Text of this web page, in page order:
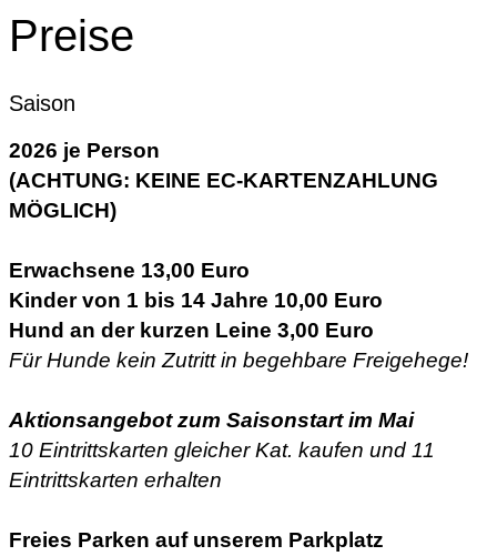
Preise
Saison
2026 je Person
(ACHTUNG: KEINE EC-KARTENZAHLUNG
MÖGLICH)
Erwachsene 13,00 Euro
Kinder von 1 bis 14 Jahre 10,00 Euro
Hund an der kurzen Leine 3,00 Euro
Für Hunde kein Zutritt in begehbare Freigehege!
Aktionsangebot zum Saisonstart im Mai
10 Eintrittskarten gleicher Kat. kaufen und 11
Eintrittskarten erhalten
Freies Parken auf unserem Parkplatz